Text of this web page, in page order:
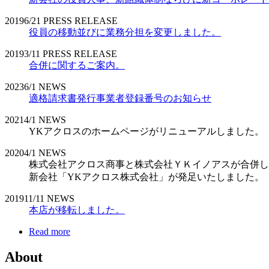
20196/21 PRESS RELEASE
役員の移動並びに業務分担を変更しました。
20193/11 PRESS RELEASE
合併に関するご案内。
20236/1 NEWS
適格請求書発行事業者登録番号のお知らせ
20214/1 NEWS
YKアクロスのホームページがリニューアルしました。
20204/1 NEWS
株式会社アクロス商事と株式会社ＹＫイノアスが合併
新会社「YKアクロス株式会社」が発足いたしました。
201911/11 NEWS
本店が移転しました。
Read more
About